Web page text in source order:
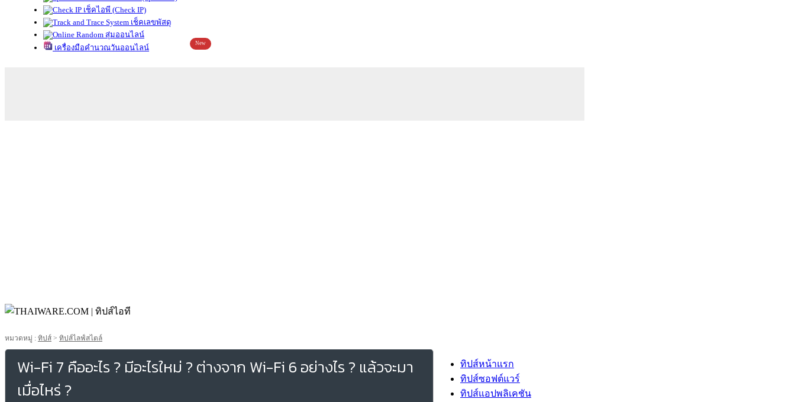
เช็คไอพี (Check IP)
เช็คเลขพัสดุ
สุ่มออนไลน์
เครื่องมือคำนวณวันออนไลน์
New
หมวดหมู่ : ทิปส์ > ทิปส์ไลฟ์สไตล์
Wi-Fi 7 คืออะไร ? มีอะไรใหม่ ? ต่างจาก Wi-Fi 6 อย่างไร ? แล้วจะมา
เมื่อไหร่ ?
ทิปส์หน้าแรก
ทิปส์ซอฟต์แวร์
ทิปส์แอปพลิเคชัน